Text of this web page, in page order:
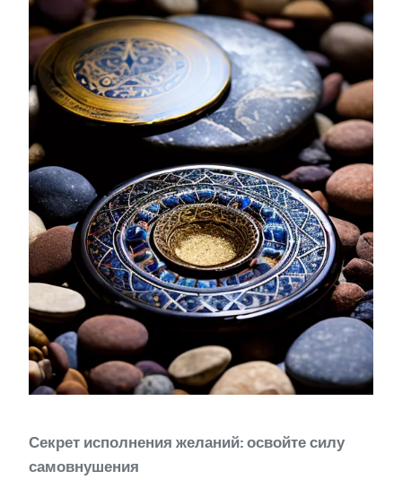
Секрет исполнения желаний: освойте силу
самовнушения